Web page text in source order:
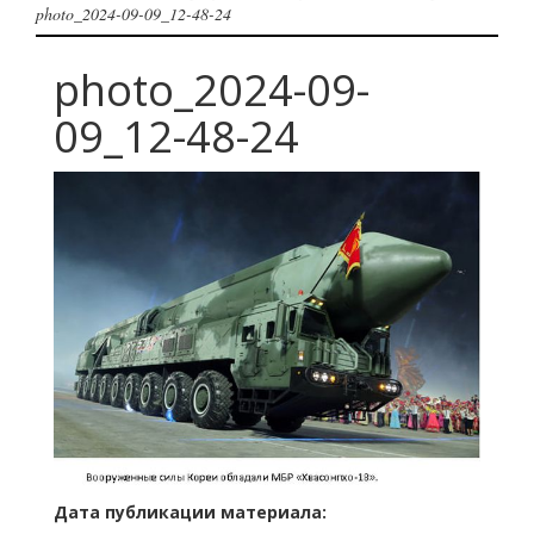
photo_2024-09-09_12-48-24
photo_2024-09-
09_12-48-24
Дата публикации материала: